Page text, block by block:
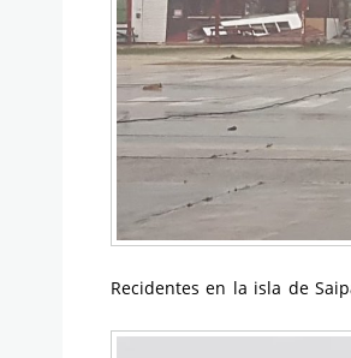
Recidentes en la isla de